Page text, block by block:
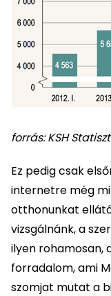
forrás: KSH
Ez pedig csak
internetre még
otthonunkat
vizsgálnánk, a
ilyen rohamosan,
forradalom, ami
szomjat mutat a